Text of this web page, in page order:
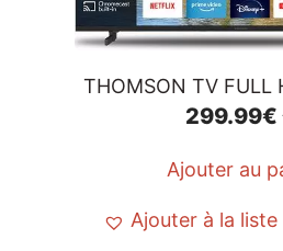
THOMSON TV FULL
299.99€
Ajouter au
Ajouter à la